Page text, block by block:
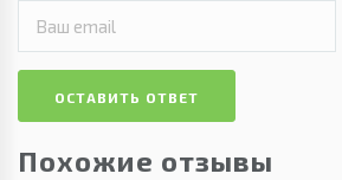
ОСТАВИТЬ ОТВЕТ
Похожие отзывы